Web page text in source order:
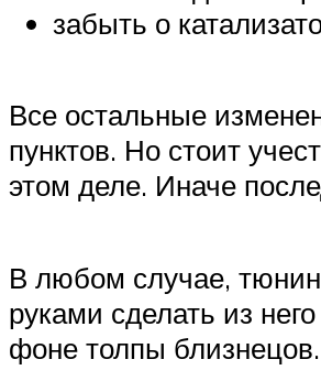
забыть о
Все остальные
пунктов. Но стоит
этом деле. Иначе
В любом случае,
руками сделать из
фоне толпы